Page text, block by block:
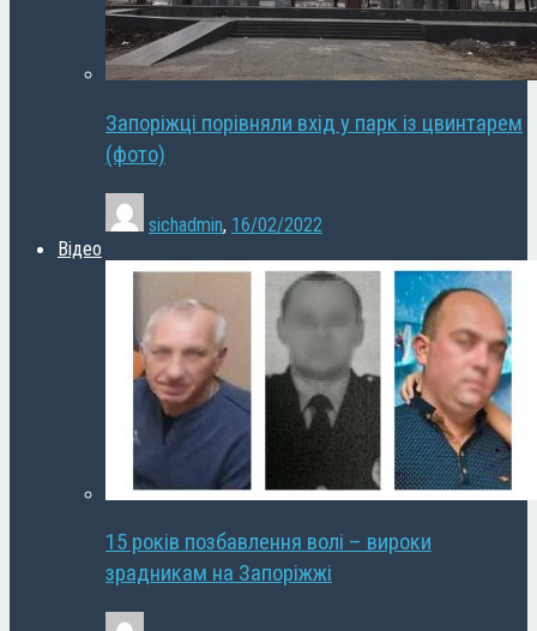
Запоріжці порівняли вхід у парк із цвинтарем
(фото)
sichadmin, 16/02/2022
Відео
15 років позбавлення волі – вироки
зрадникам на Запоріжжі